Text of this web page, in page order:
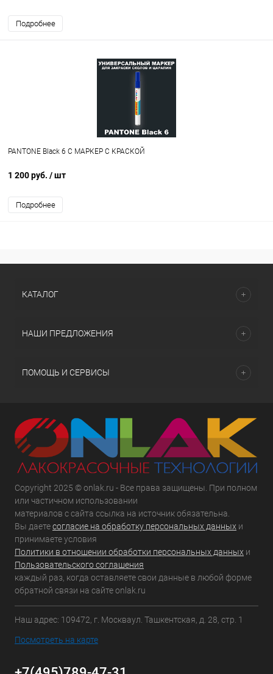
Подробнее
PANTONE Black 6 C МАРКЕР С КРАСКОЙ
1 200 руб. / шт
Подробнее
КАТАЛОГ
НАШИ ПРЕДЛОЖЕНИЯ
ПОМОЩЬ И СЕРВИСЫ
Copyright 2025 © onlak.ru - Все права защищены. При полном
или частичном использовании
материалов с сайта ссылка на источник обязательна.
Вы даетесогласие на обработку персональных данных и
принимаете условия
Политики в отношении обработки персональных данных и
Пользовательского соглашения
каждый раз, когда оставляете свои данные в любой форме
обратной связи на сайте onlak.ru
Наш адрес: 109472, г. Москваул. Ташкентская, д. 28, стр. 1
Посмотреть на карте